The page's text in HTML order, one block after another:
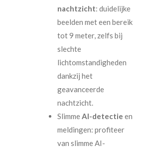
nachtzicht: duidelijke
beelden met een bereik
tot 9 meter, zelfs bij
slechte
lichtomstandigheden
dankzij het
geavanceerde
nachtzicht.
SlimmeAI-detectie en
meldingen: profiteer
van slimme AI-